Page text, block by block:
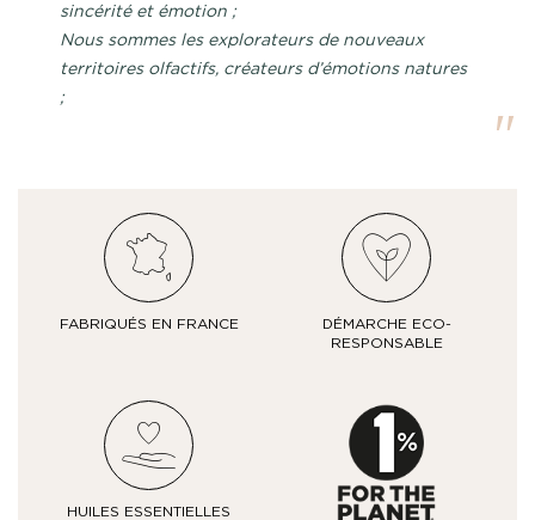
sincérité et émotion ;
Nous sommes les explorateurs de nouveaux
territoires olfactifs, créateurs d’émotions natures
;
FABRIQUÉS EN FRANCE
DÉMARCHE ECO-
RESPONSABLE
HUILES ESSENTIELLES